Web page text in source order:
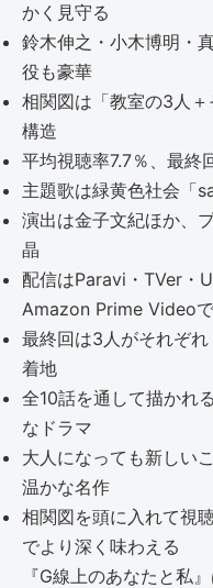
かく見守る
鈴木伸之・小木博明・
役も豪華
相関図は「教室の3人
構造
平均視聴率7.7％、最終
主題歌は緑黄色社会「
演出は金子文紀ほか、
晶
配信はParavi・TVer・
Amazon Prime Video
最終回は3人がそれぞ
着地
全10話を通して描かれ
なドラマ
大人になっても新しい
温かな名作
相関図を頭に入れて視
でより深く味わえる
『G線上のあなたと私